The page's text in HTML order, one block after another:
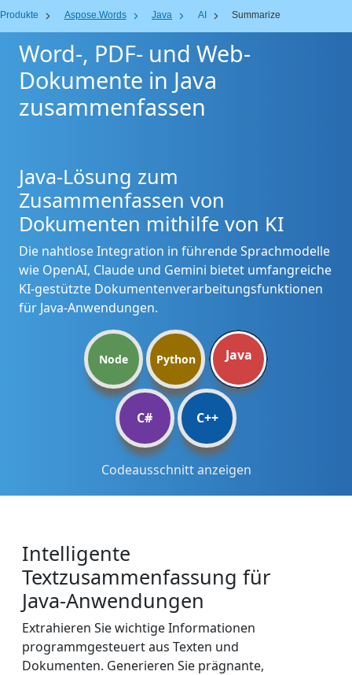
Produkte Aspose.Words Java AI Summarize
Word-, PDF- und Web-
Dokumente in Java
zusammenfassen
Java-Lösung zum
Zusammenfassen von
Dokumenten mithilfe von KI
Die nahtlose Integration in führende Sprachmodelle
wie OpenAI, Claude und Gemini bietet umfangreiche
KI-gestützte Dokumentenverarbeitungsfunktionen
für Java-Anwendungen.
Node Python Java
C# C++
Codeausschnitt anzeigen
Intelligente
Textzusammenfassung für
Java-Anwendungen
Extrahieren Sie wichtige Informationen
programmgesteuert aus Texten und
Dokumenten. Generieren Sie prägnante,